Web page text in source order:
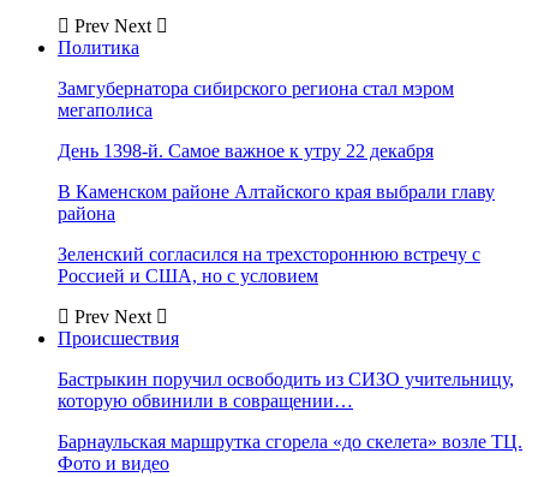
Prev Next
Политика
Замгубернатора сибирского региона стал мэром
мегаполиса
День 1398-й. Самое важное к утру 22 декабря
В Каменском районе Алтайского края выбрали главу
района
Зеленский согласился на трехстороннюю встречу с
Россией и США, но с условием
Prev Next
Происшествия
Бастрыкин поручил освободить из СИЗО учительницу,
которую обвинили в совращении…
Барнаульская маршрутка сгорела «до скелета» возле ТЦ.
Фото и видео